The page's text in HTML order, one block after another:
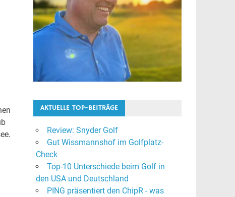
AKTUELLE TOP-BEITRÄGE
Review: Snyder Golf
Gut Wissmannshof im Golfplatz-
Check
Top-10 Unterschiede beim Golf in
den USA und Deutschland
PING präsentiert den ChipR - was